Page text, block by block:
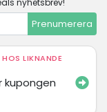
Prenumerera
LIKNANDE
kupongen